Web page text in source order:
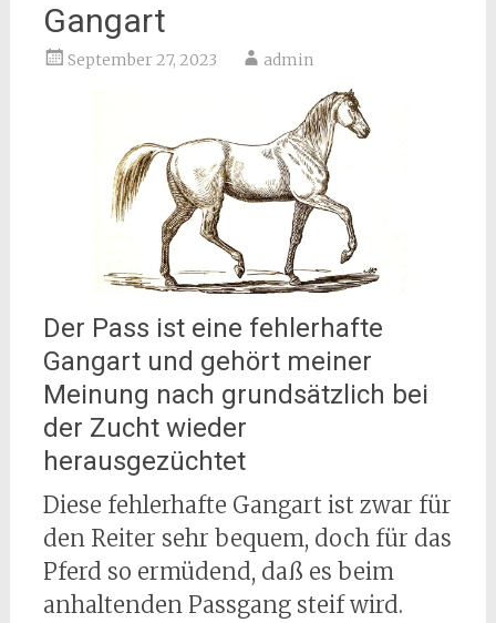
Gangart
September 27, 2023 admin
Der Pass ist eine fehlerhafte
Gangart und gehört meiner
Meinung nach grundsätzlich bei
der Zucht wieder
herausgezüchtet
Diese fehlerhafte Gangart ist zwar für
den Reiter sehr bequem, doch für das
Pferd so ermüdend, daß es beim
anhaltenden Passgang steif wird.